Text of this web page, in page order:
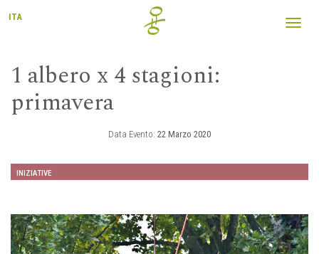
ITA
1 albero x 4 stagioni:
primavera
Data Evento: 22 Marzo 2020
INIZIATIVE